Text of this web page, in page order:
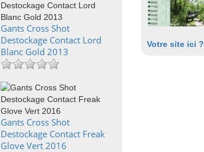
Gants Cross Shot
Destockage Contact Lord
Blanc Gold 2013
Gants Cross Shot
Destockage Contact Freak
Glove Vert 2016
Votre site ici ?